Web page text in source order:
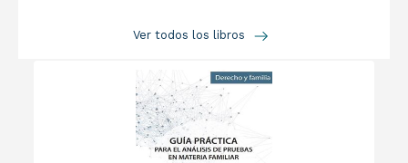
Ver todos los libros